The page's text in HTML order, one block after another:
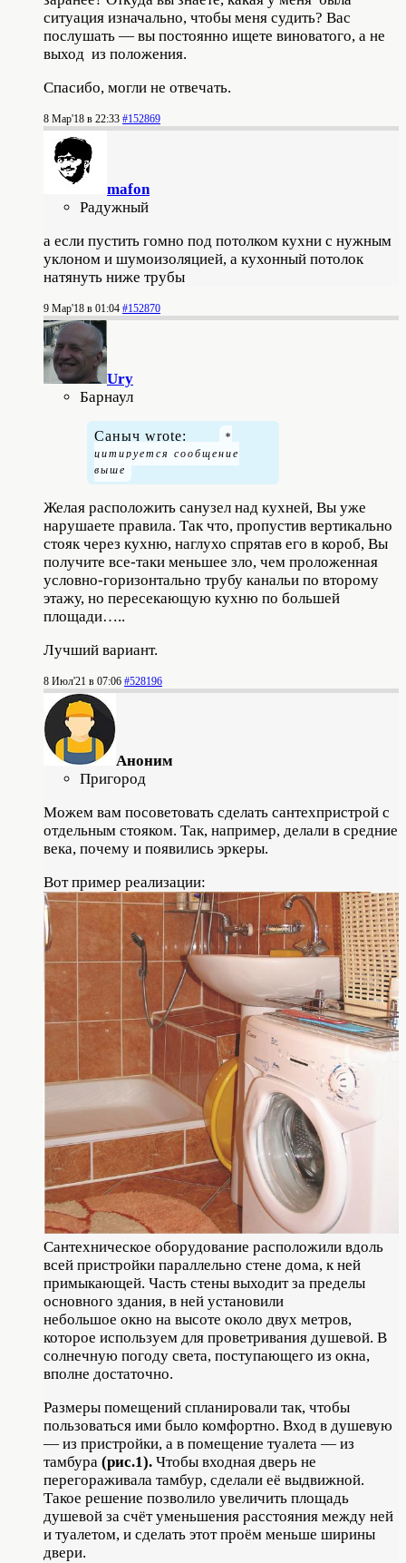
ситуация изначально, чтобы меня судить? Вас
послушать — вы постоянно ищете виноватого, а не
выход из положения.
Спасибо, могли не отвечать.
8 Мар'18 в 22:33 #152869
mafon
Радужный
а если пустить гомно под потолком кухни с нужным
уклоном и шумоизоляцией, а кухонный потолок
натянуть ниже трубы
9 Мар'18 в 01:04 #152870
Ury
Барнаул
Саныч wrote:
Желая расположить санузел над кухней, Вы уже
нарушаете правила. Так что, пропустив вертикально
стояк через кухню, наглухо спрятав его в короб, Вы
получите все-таки меньшее зло, чем проложенная
условно-горизонтально трубу канальи по второму
этажу, но пересекающую кухню по большей
площади…..
Лучший вариант.
8 Июл'21 в 07:06 #528196
Аноним
Пригород
Можем вам посоветовать сделать сантехпристрой с
отдельным стояком. Так, например, делали в средние
века, почему и появились эркеры.
Вот пример реализации:
Сантехническое оборудование расположили вдоль
всей пристройки параллельно стене дома, к ней
примыкающей. Часть стены выходит за пределы
основного здания, в ней установили
небольшое окно на высоте около двух метров,
которое используем для проветривания душевой. В
солнечную погоду света, поступающего из окна,
вполне достаточно.
Размеры помещений спланировали так, чтобы
пользоваться ими было комфортно. Вход в душевую
— из пристройки, а в помещение туалета — из
тамбура (рис.1). Чтобы входная дверь не
перегораживала тамбур, сделали её выдвижной.
Такое решение позволило увеличить площадь
душевой за счёт уменьшения расстояния между ней
и туалетом, и сделать этот проём меньше ширины
двери.